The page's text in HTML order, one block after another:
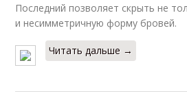
Последний позволяет скрыть не
и несимметричную форму бровей.
Читать дальше →